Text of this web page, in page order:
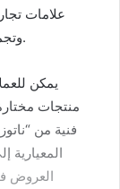
علامات
وتجمع بين الأناقة والوظائف والراحة التي لا تضاهى.
يمكن
منتجات
فنية من
المعيارية
العروض